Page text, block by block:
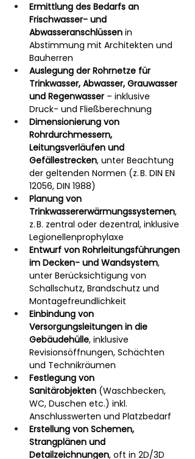
Ermittlung des Bedarfs an
Frischwasser- und
Abwasseranschlüssen in
Abstimmung mit Architekten und
Bauherren
Auslegung der Rohrnetze für
Trinkwasser, Abwasser, Grauwasser
und Regenwasser – inklusive
Druck- und Fließberechnung
Dimensionierung von
Rohrdurchmessern,
Leitungsverläufen und
Gefällestrecken, unter Beachtung
der geltenden Normen (z. B. DIN EN
12056, DIN 1988)
Planung von
Trinkwassererwärmungssystemen,
z. B. zentral oder dezentral, inklusive
Legionellenprophylaxe
Entwurf von Rohrleitungsführungen
im Decken- und Wandsystem,
unter Berücksichtigung von
Schallschutz, Brandschutz und
Montagefreundlichkeit
Einbindung von
Versorgungsleitungen in die
Gebäudehülle, inklusive
Revisionsöffnungen, Schächten
und Technikräumen
Festlegung von
Sanitärobjekten (Waschbecken,
WC, Duschen etc.) inkl.
Anschlusswerten und Platzbedarf
Erstellung von Schemen,
Strangplänen und
Detailzeichnungen, oft in 2D/3D